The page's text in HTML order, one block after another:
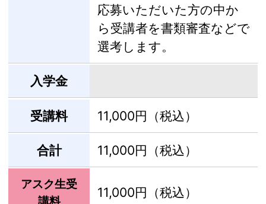
応募いただいた方の中か
ら受講者を書類審査などで
選考します。
入学金
受講料 11,000円（税込）
合計 11,000円（税込）
アスク生受
講料
11,000円（税込）